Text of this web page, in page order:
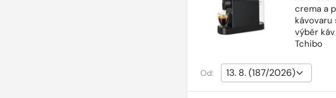
crema a
kávovaru
výběr
Tchibo
Od: